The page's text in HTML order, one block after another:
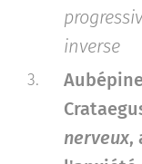
inverse
nerveux,